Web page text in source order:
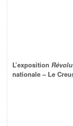
L’exposition
nationale – Le